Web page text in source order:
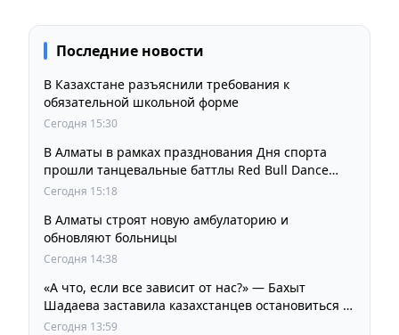
Последние новости
В Казахстане разъяснили требования к
обязательной школьной форме
Сегодня 15:30
В Алматы в рамках празднования Дня спорта
прошли танцевальные баттлы Red Bull Dance
Your Style
Сегодня 15:18
В Алматы строят новую амбулаторию и
обновляют больницы
Сегодня 14:38
«А что, если все зависит от нас?» — Бахыт
Шадаева заставила казахстанцев остановиться и
задуматься
Сегодня 13:59